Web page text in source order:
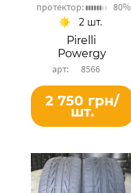
протектор: 80%
Pirelli
Powergy
8566
2 шт.
2 750 грн/
шт.